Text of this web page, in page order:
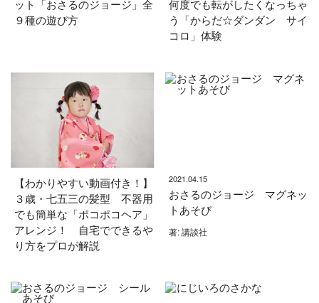
ット「おさるのジョージ」全
９種の遊び方
何度でも転がしたくなっちゃ
う「からだ☆ダンダン サイ
コロ」体験
【わかりやすい動画付き！】
３歳・七五三の髪型 不器用
でも簡単な「ポコポコヘア」
アレンジ！ 自宅でできるや
り方をプロが解説
2021.04.15
おさるのジョージ マグネッ
トあそび
著: 講談社